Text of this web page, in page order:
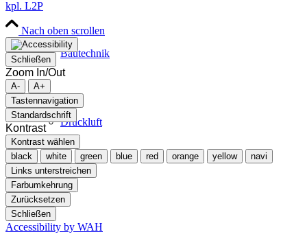
Bautechnik
Druckluft
Shop
kpl. L2P
Nach oben scrollen
Schließen
Zoom In/Out
A-
A+
Tastennavigation
Standardschrift
Kontrast
Kontrast wählen
black
white green blue red orange yellow
navi
Links unterstreichen
Farbumkehrung
Zurücksetzen
Schließen
Accessibility by WAH